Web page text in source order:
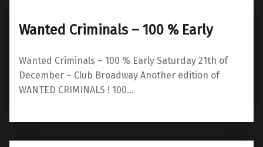
Wanted Criminals – 100 % Early
Wanted Criminals – 100 % Early Saturday 21th of
December – Club Broadway Another edition of
WANTED CRIMINALS ! 100…